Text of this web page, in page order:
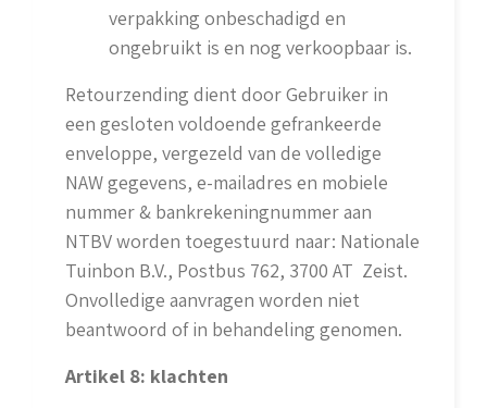
verpakking onbeschadigd en
ongebruikt is en nog verkoopbaar is.
Retourzending dient door Gebruiker in
een gesloten voldoende gefrankeerde
enveloppe, vergezeld van de volledige
NAW gegevens, e-mailadres en mobiele
nummer & bankrekeningnummer aan
NTBV worden toegestuurd naar: Nationale
Tuinbon B.V., Postbus 762, 3700 AT Zeist.
Onvolledige aanvragen worden niet
beantwoord of in behandeling genomen.
Artikel 8: klachten